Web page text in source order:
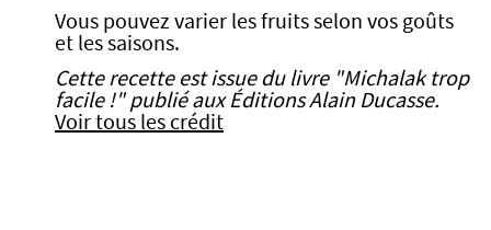
Vous pouvez varier les fruits selon vos goûts
et les saisons.
Cette recette est issue du livre "Michalak trop
facile !" publié aux Éditions Alain Ducasse.
Voir tous les crédit